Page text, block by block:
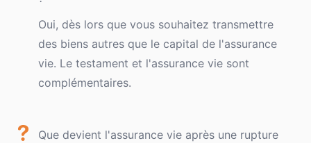
Oui, dès lors que vous souhaitez transmettre
des biens autres que le capital de l'assurance
vie. Le testament et l'assurance vie sont
complémentaires.
Que devient l'assurance vie après une rupture